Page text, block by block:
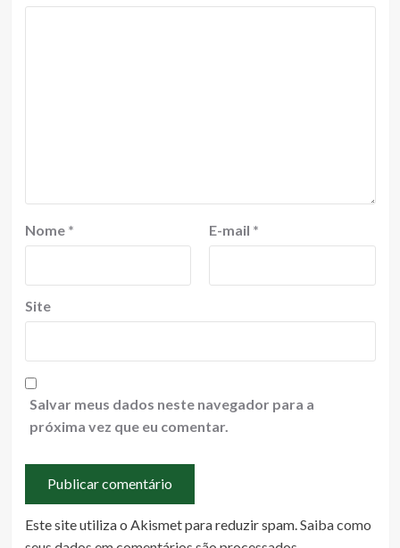
Nome * E-mail *
Site
Salvar meus dados neste navegador para a
próxima vez que eu comentar.
Este site utiliza o Akismet para reduzir spam. Saiba como